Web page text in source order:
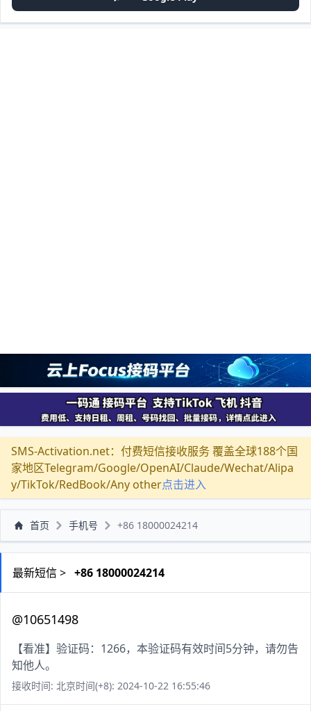
SMS-Activation.net：付费短信接收服务 覆盖全球188个国
家地区Telegram/Google/OpenAI/Claude/Wechat/Alipa
y/TikTok/RedBook/Any other点击进入
首页 手机号 +86 18000024214
最新短信 > +86 18000024214
@10651498
【看准】验证码：1266，本验证码有效时间5分钟，请勿告
知他人。
接收时间: 北京时间(+8): 2024-10-22 16:55:46